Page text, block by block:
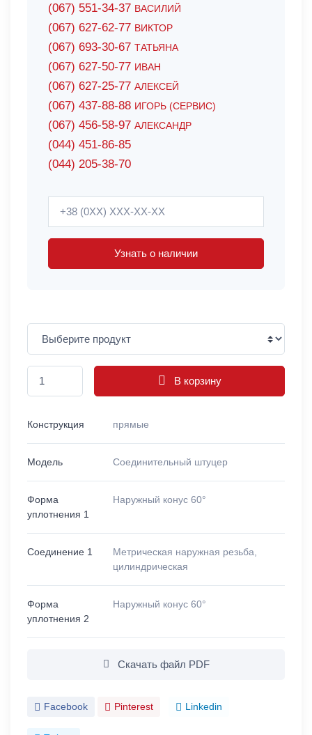
(067) 551-34-37 ВАСИЛИЙ
(067) 627-62-77 ВИКТОР
(067) 693-30-67 ТАТЬЯНА
(067) 627-50-77 ИВАН
(067) 627-25-77 АЛЕКСЕЙ
(067) 437-88-88 ИГОРЬ (СЕРВИС)
(067) 456-58-97 АЛЕКСАНДР
(044) 451-86-85
(044) 205-38-70
Узнать о наличии
В корзину
Конструкция прямые
Модель Соединительный штуцер
Форма
уплотнения 1
Наружный конус 60°
Соединение 1
Метрическая наружная резьба,
цилиндрическая
Форма
уплотнения 2
Наружный конус 60°
Скачать файл PDF
Facebook Pinterest Linkedin